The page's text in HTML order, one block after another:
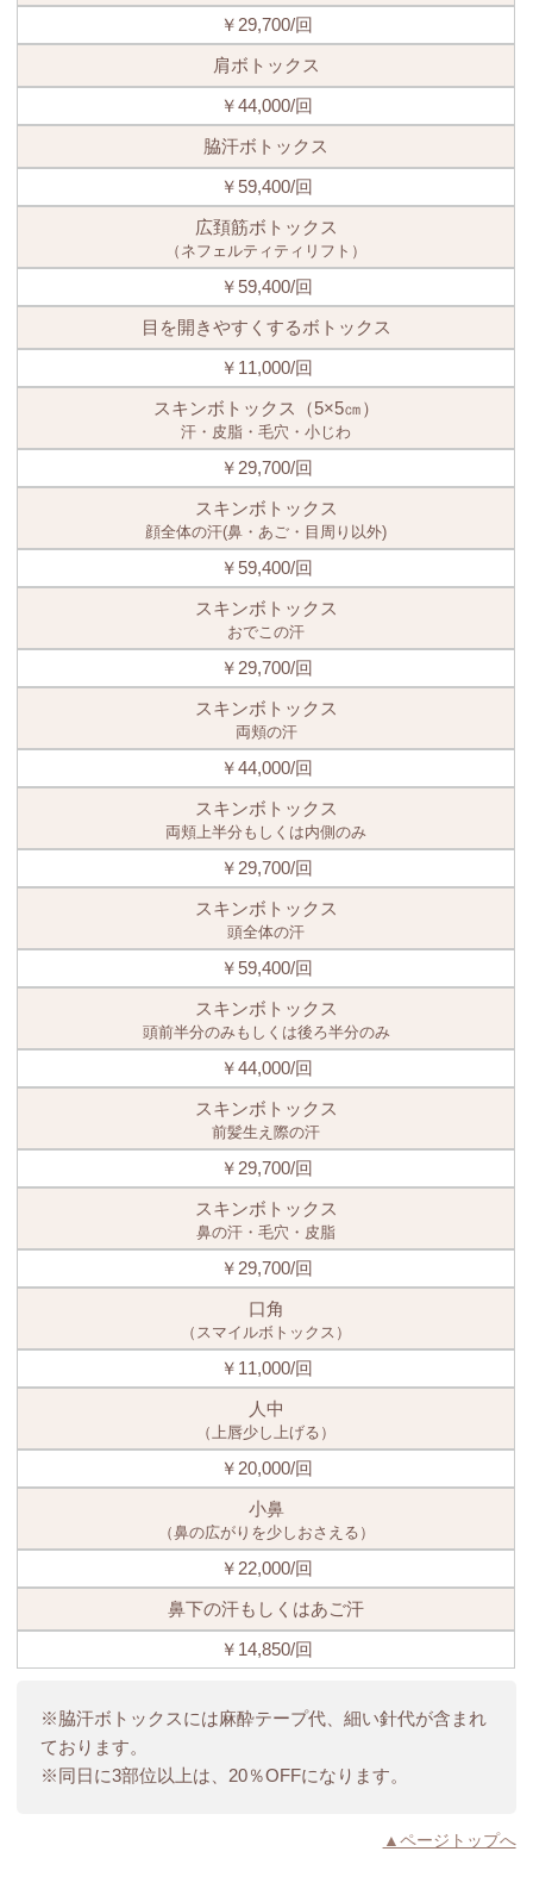
￥29,700/回
肩ボトックス
￥44,000/回
脇汗ボトックス
￥59,400/回
広頚筋ボトックス
（ネフェルティティリフト）
￥59,400/回
目を開きやすくするボトックス
￥11,000/回
スキンボトックス（5×5㎝）
汗・皮脂・毛穴・小じわ
￥29,700/回
スキンボトックス
顔全体の汗(鼻・あご・目周り以外)
￥59,400/回
スキンボトックス
おでこの汗
￥29,700/回
スキンボトックス
両頬の汗
￥44,000/回
スキンボトックス
両頬上半分もしくは内側のみ
￥29,700/回
スキンボトックス
頭全体の汗
￥59,400/回
スキンボトックス
頭前半分のみもしくは後ろ半分のみ
￥44,000/回
スキンボトックス
前髪生え際の汗
￥29,700/回
スキンボトックス
鼻の汗・毛穴・皮脂
￥29,700/回
口角
（スマイルボトックス）
￥11,000/回
人中
（上唇少し上げる）
￥20,000/回
小鼻
（鼻の広がりを少しおさえる）
￥22,000/回
鼻下の汗もしくはあご汗
￥14,850/回
※脇汗ボトックスには麻酔テープ代、細い針代が含まれ
ております。
※同日に3部位以上は、20％OFFになります。
▲ページトップへ